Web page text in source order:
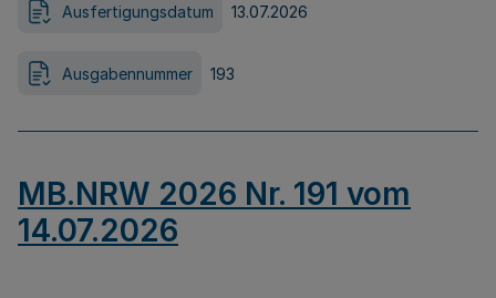
Ausfertigungsdatum 13.07.2026
Ausgabennummer 193
MB.NRW 2026 Nr. 191 vom
14.07.2026